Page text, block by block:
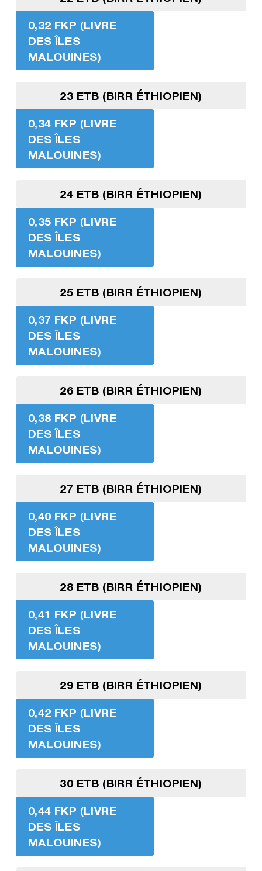
0,32 FKP (LIVRE
DES ÎLES
MALOUINES)
23 ETB (BIRR ÉTHIOPIEN)
0,34 FKP (LIVRE
DES ÎLES
MALOUINES)
24 ETB (BIRR ÉTHIOPIEN)
0,35 FKP (LIVRE
DES ÎLES
MALOUINES)
25 ETB (BIRR ÉTHIOPIEN)
0,37 FKP (LIVRE
DES ÎLES
MALOUINES)
26 ETB (BIRR ÉTHIOPIEN)
0,38 FKP (LIVRE
DES ÎLES
MALOUINES)
27 ETB (BIRR ÉTHIOPIEN)
0,40 FKP (LIVRE
DES ÎLES
MALOUINES)
28 ETB (BIRR ÉTHIOPIEN)
0,41 FKP (LIVRE
DES ÎLES
MALOUINES)
29 ETB (BIRR ÉTHIOPIEN)
0,42 FKP (LIVRE
DES ÎLES
MALOUINES)
30 ETB (BIRR ÉTHIOPIEN)
0,44 FKP (LIVRE
DES ÎLES
MALOUINES)